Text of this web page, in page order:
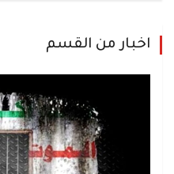
اخبار من القسم